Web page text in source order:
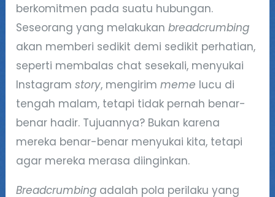
berkomitmen pada suatu hubungan.
Seseorang yang melakukan breadcrumbing
akan memberi sedikit demi sedikit perhatian,
seperti membalas chat sesekali, menyukai
Instagramstory, mengirimmeme lucu di
tengah malam, tetapi tidak pernah benar-
benar hadir. Tujuannya? Bukan karena
mereka benar-benar menyukai kita, tetapi
agar mereka merasa diinginkan.
Breadcrumbing adalah pola perilaku yang